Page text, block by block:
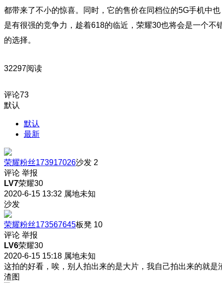
都带来了不小的惊喜。同时，它的售价在同档位的5G手机中也
是有很强的竞争力，趁着618的临近，荣耀30也将会是一个不
的选择。
32297阅读
评论73
默认
默认
最新
荣耀粉丝173917026沙发 2
评论 举报
LV7荣耀30
2020-6-15 13:32 属地未知
沙发
荣耀粉丝173567645板凳 10
评论 举报
LV6荣耀30
2020-6-15 15:18 属地未知
这拍的好看，唉，别人拍出来的是大片，我自己拍出来的就是
渣图